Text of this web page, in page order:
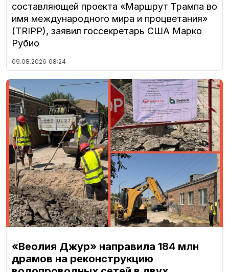
составляющей проекта «Маршрут Трампа во
имя международного мира и процветания»
(TRIPP), заявил госсекретарь США Марко
Рубио
09.08.2026 08:24
«Веолия Джур» направила 184 млн
драмов на реконструкцию